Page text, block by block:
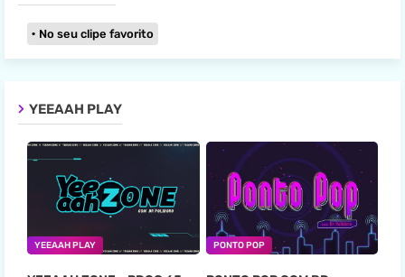
No seu clipe favorito
YEEAAH PLAY
YEEAAH PLAY PONTO POP